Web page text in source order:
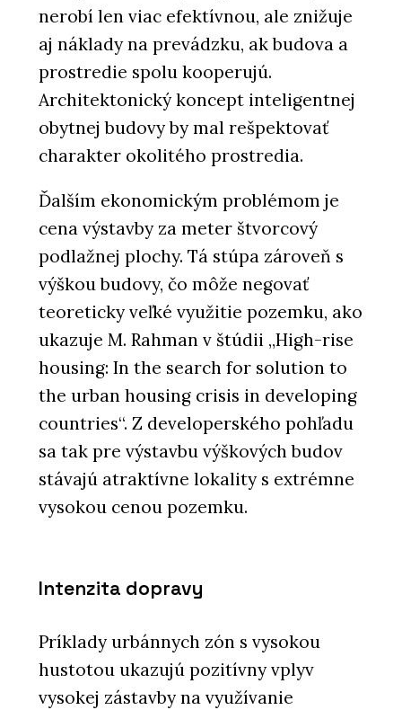
nerobí len viac efektívnou, ale znižuje
aj náklady na prevádzku, ak budova a
prostredie spolu kooperujú.
Architektonický koncept inteligentnej
obytnej budovy by mal rešpektovať
charakter okolitého prostredia.
Ďalším ekonomickým problémom je
cena výstavby za meter štvorcový
podlažnej plochy. Tá stúpa zároveň s
výškou budovy, čo môže negovať
teoreticky veľké využitie pozemku, ako
ukazuje M. Rahman v štúdii „High-rise
housing: In the search for solution to
the urban housing crisis in developing
countries“. Z developerského pohľadu
sa tak pre výstavbu výškových budov
stávajú atraktívne lokality s extrémne
vysokou cenou pozemku.
Intenzita dopravy
Príklady urbánnych zón s vysokou
hustotou ukazujú pozitívny vplyv
vysokej zástavby na využívanie